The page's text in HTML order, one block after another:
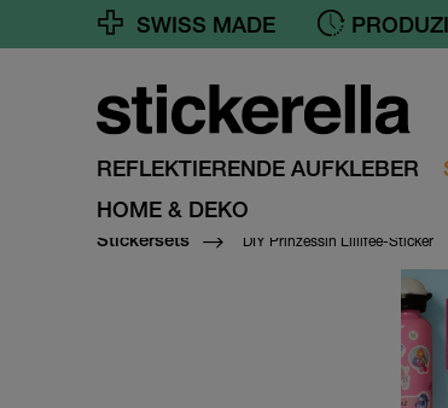
REFLEKTIERENDE AUFKLEBER
HOME & DEKO
SWISS MADE
Stickersets DIY Prinzessin Lillifee-Sticker